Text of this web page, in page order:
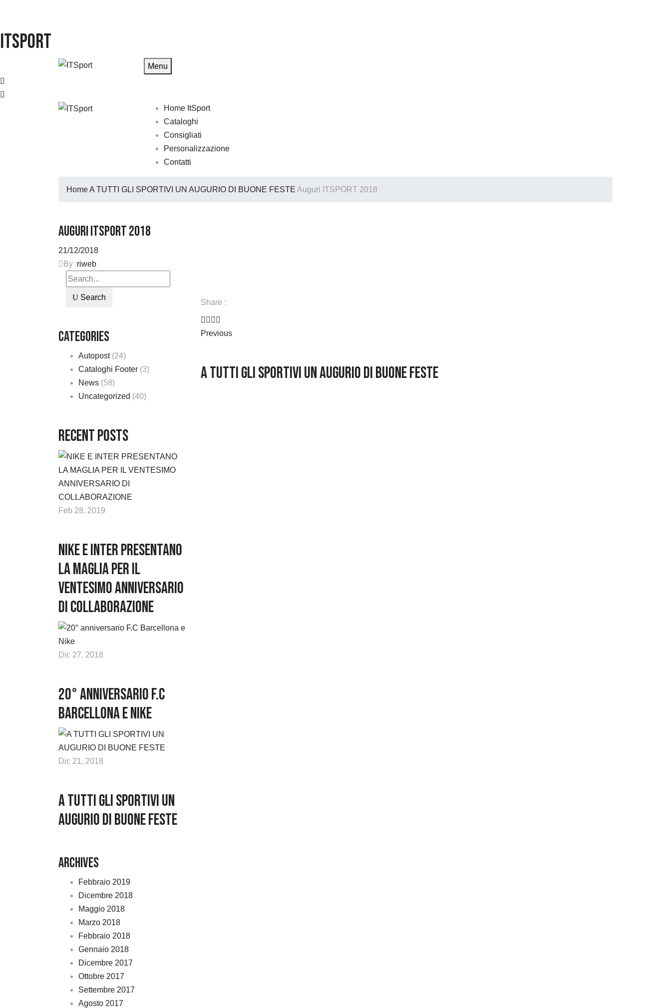
ITSport
Menu
Home ItSport
Cataloghi
Consigliati
Personalizzazione
Contatti
HomeA TUTTI GLI SPORTIVI UN AUGURIO DI BUONE FESTE Auguri ITSPORT 2018
Auguri ITSPORT 2018
21/12/2018
By :riweb
Search
Categories
Autopost(24)
Cataloghi Footer (3)
News (58)
Uncategorized (40)
Recent Posts
Feb 28, 2019
NIKE E INTER PRESENTANO
LA MAGLIA PER IL
VENTESIMO ANNIVERSARIO
DI COLLABORAZIONE
Dic 27, 2018
20° anniversario F.C
Barcellona e Nike
Dic 21, 2018
A TUTTI GLI SPORTIVI UN
AUGURIO DI BUONE FESTE
Archives
Febbraio 2019
Dicembre 2018
Maggio 2018
Marzo 2018
Febbraio 2018
Gennaio 2018
Dicembre 2017
Ottobre 2017
Settembre 2017
Agosto 2017
Share :
Previous
A TUTTI GLI SPORTIVI UN AUGURIO DI BUONE FESTE